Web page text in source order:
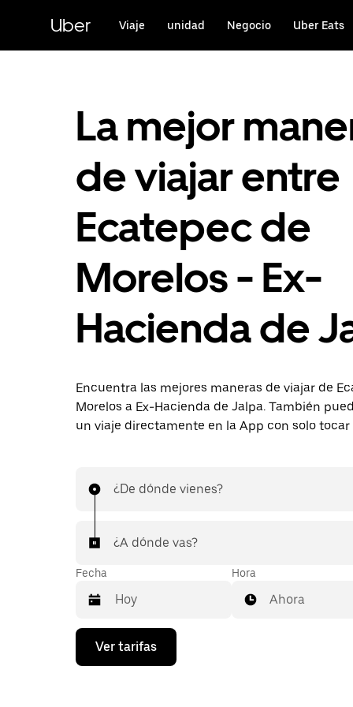
contenido
principal
Uber Viaje unidad Negocio Uber Eats
La mejor
de viajar entre
Ecatepec de
Morelos - Ex-
Hacienda de
Encuentra las mejores maneras de viajar de
Morelos a Ex-Hacienda de Jalpa. También
un viaje directamente en la App con solo
¿De dónde vienes?
¿A dónde vas?
Fecha
Presiona
flecha
Hora
Ahora
Ver tarifas